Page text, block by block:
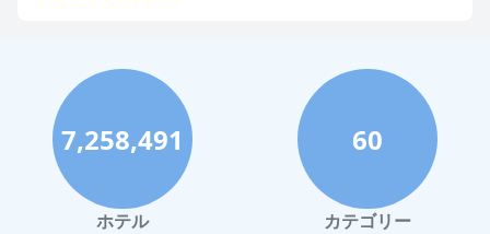
神戸市でのホテル
宮古島でのホテル
函館市でのホテル
ハワイイでのホテル
鎌倉市でのホテル
7,258,491
ホテル
60
カテゴリー